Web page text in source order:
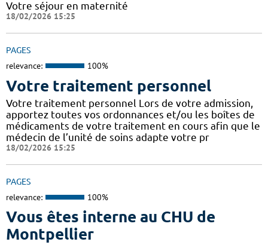
Votre séjour en maternité
18/02/2026 15:25
PAGES
relevance: 100%
Votre traitement personnel
Votre traitement personnel Lors de votre admission,
apportez toutes vos ordonnances et/ou les boîtes de
médicaments de votre traitement en cours afin que le
médecin de l’unité de soins adapte votre pr
18/02/2026 15:25
PAGES
relevance: 100%
Vous êtes interne au CHU de
Montpellier